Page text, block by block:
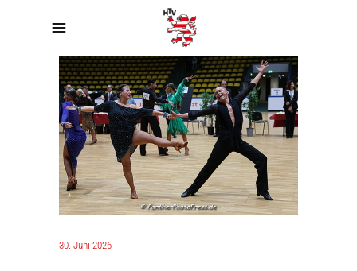
30. Juni 2026